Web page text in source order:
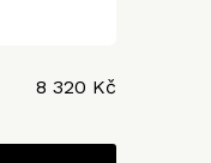
8 320 Kč